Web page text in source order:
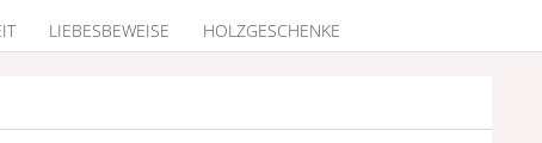
LIEBESBEWEISE HOLZGESCHENKE